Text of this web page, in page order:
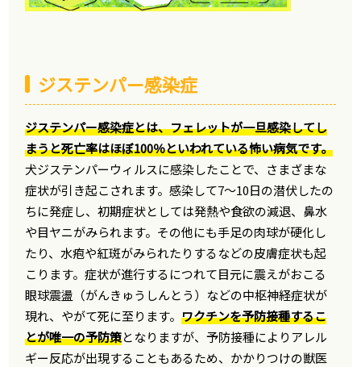
ジステンパー感染症
ジステンパー感染症とは、フェレットが一旦感染してし
まうと死亡率はほぼ100％といわれている怖い病気です。
犬ジステンパーウィルスに感染したことで、さまざまな
症状が引き起こされます。感染して7～10日の潜伏したの
ちに発症し、初期症状としては発熱や食欲の減退、鼻水
や目ヤニがみられます。その他にも手足の肉球が硬化し
たり、水疱や紅斑がみられたりするなどの皮膚症状も起
こります。症状が進行するにつれて目元に震えがおこる
眼球震盪（がんきゅうしんとう）などの中枢神経症状が
現れ、やがて死に至ります。ワクチンを予防接種するこ
とが唯一の予防策となりますが、予防接種によりアレル
ギー反応が出現することもあるため、かかりつけの獣医